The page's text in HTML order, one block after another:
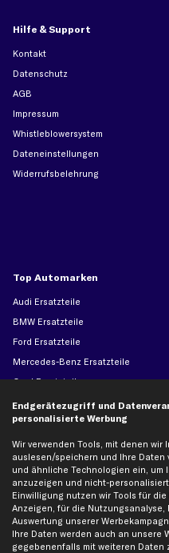
Hilfe & Support
Kontakt
Datenschutz
AGB
Impressum
Whistleblowersystem
Dateneinstellungen
Widerrufsbelehrung
Top Automarken
Audi Ersatzteile
BMW Ersatzteile
Ford Ersatzteile
Mercedes-Benz Ersatzteile
Opel Ersatzteile
Peugeot Ersatzteile
Renault Ersatzteile
Seat Ersatzteile
Skoda Ersatzteile
VW Ersatzteile
Social Media
Endgerätezugriff und
personalisierte Werbung
Wir verwenden Tools, mit denen wir
auslesen/speichern und Ihre Daten
und ähnliche Technologien ein, um
anzuzeigen und nicht-
Einwilligung nutzen wir Tools für
Anzeigen, für die
Auswertung unserer
Ihre Daten werden auch an unsere
gegebenenfalls mit weiteren Daten